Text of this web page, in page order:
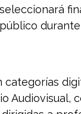
categorías